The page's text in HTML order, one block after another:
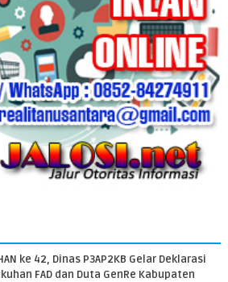
ke 42, Dinas P3AP2KB Gelar Deklarasi
FAD dan Duta GenRe Kabupaten